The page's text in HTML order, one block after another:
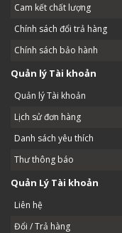
Cam kết chất lượng
Chính sách đổi trả hàng
Chính sách bảo hành
Quản lý Tài khoản
Quản lý Tài khoản
Lịch sử đơn hàng
Danh sách yêu thích
Thư thông báo
Quản Lý Tài khoản
Liên hệ
Đổi / Trả hàng